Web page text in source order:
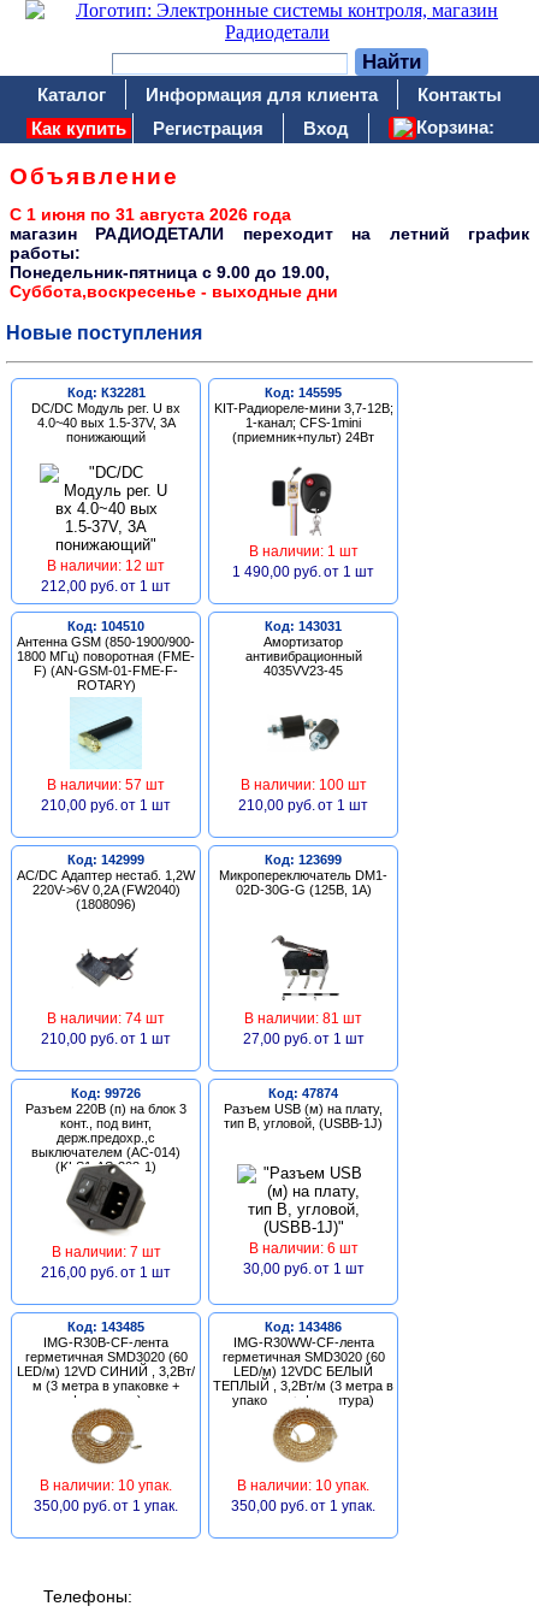
Каталог Информация для клиента
Контакты
Как купить
Регистрация Вход Корзина:
Объявление
С 1 июня по 31 августа 2026 года
магазин РАДИОДЕТАЛИ переходит на летний график
работы:
Понедельник-пятница c 9.00 до 19.00,
Суббота,воскресенье - выходные дни
Новые поступления
Код: К32281
DC/DC Модуль рег. U вх
4.0~40 вых 1.5-37V, 3A
понижающий
В наличии: 12 шт
212,00 руб. от 1 шт
Код: 145595
KIT-Радиореле-мини 3,7-12В;
1-канал; CFS-1mini
(приемник+пульт) 24Вт
В наличии: 1 шт
1 490,00 руб. от 1 шт
Код: 104510
Антенна GSM (850-1900/900-
1800 МГц) поворотная (FME-
F) (AN-GSM-01-FME-F-
ROTARY)
В наличии: 57 шт
210,00 руб. от 1 шт
Код: 143031
Амортизатор
антивибрационный
4035VV23-45
В наличии: 100 шт
210,00 руб. от 1 шт
Код: 142999
AC/DC Адаптер нестаб. 1,2W
220V->6V 0,2A (FW2040)
(1808096)
В наличии: 74 шт
210,00 руб. от 1 шт
Код: 123699
Микропереключатель DM1-
02D-30G-G (125В, 1А)
В наличии: 81 шт
27,00 руб. от 1 шт
Код: 99726
Разъем 220В (п) на блок 3
конт., под винт,
держ.предохр.,с
выключателем (AC-014)
(KLS1-AS-303-1)
В наличии: 7 шт
216,00 руб. от 1 шт
Код: 47874
Разъем USB (м) на плату,
тип В, угловой, (USBB-1J)
В наличии: 6 шт
30,00 руб. от 1 шт
Код: 143485
IMG-R30B-CF-лента
герметичная SMD3020 (60
LED/м) 12VD СИНИЙ , 3,2Вт/
м (3 метра в упаковке +
фурнитура)
В наличии: 10 упак.
350,00 руб. от 1 упак.
Код: 143486
IMG-R30WW-CF-лента
герметичная SMD3020 (60
LED/м) 12VDC БЕЛЫЙ
ТЕПЛЫЙ , 3,2Вт/м (3 метра в
упаковке + фурнитура)
В наличии: 10 упак.
350,00 руб. от 1 упак.
Телефоны: